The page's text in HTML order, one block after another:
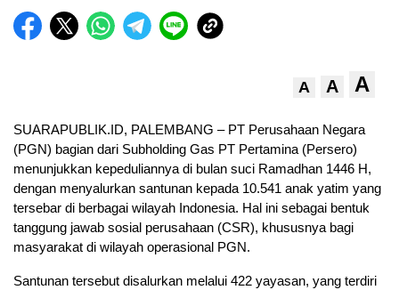
A A A
SUARAPUBLIK.ID, PALEMBANG – PT Perusahaan Negara
(PGN) bagian dari Subholding Gas PT Pertamina (Persero)
menunjukkan kepeduliannya di bulan suci Ramadhan 1446 H,
dengan menyalurkan santunan kepada 10.541 anak yatim yang
tersebar di berbagai wilayah Indonesia. Hal ini sebagai bentuk
tanggung jawab sosial perusahaan (CSR), khususnya bagi
masyarakat di wilayah operasional PGN.
Santunan tersebut disalurkan melalui 422 yayasan, yang terdiri